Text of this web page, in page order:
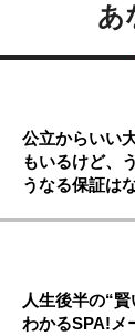
あ
公立からいい
もいるけど、
うなる保証
人生後半の“
わかるSPA!メ